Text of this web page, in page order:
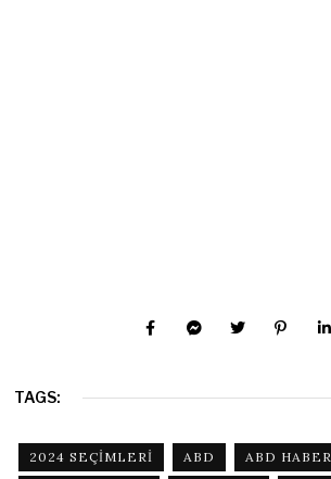
TAGS:
2024 SEÇIMLERI ABD
ABD